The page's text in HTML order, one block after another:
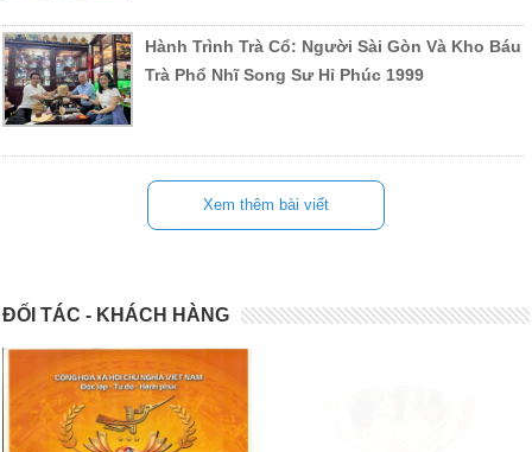
Hành Trình Trà Cổ: Người Sài Gòn Và Kho Báu
Trà Phổ Nhĩ Song Sư Hỉ Phúc 1999
Xem thêm bài viết
ĐỐI TÁC - KHÁCH HÀNG